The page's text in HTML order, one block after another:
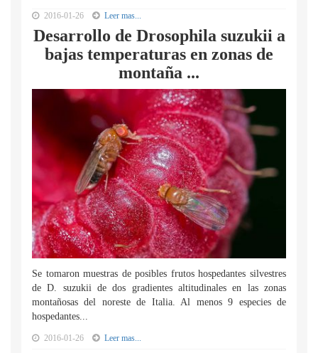
2016-01-26 Leer mas...
Desarrollo de Drosophila suzukii a
bajas temperaturas en zonas de
montaña ...
Se tomaron muestras de posibles frutos hospedantes silvestres
de D. suzukii de dos gradientes altitudinales en las zonas
montañosas del noreste de Italia. Al menos 9 especies de
hospedantes...
2016-01-26 Leer mas...